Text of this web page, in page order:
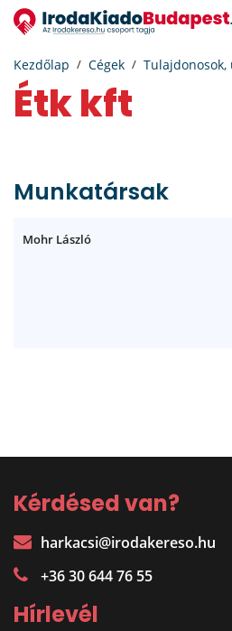
Kezdőlap Cégek
Étk kft
Munkatársak
Mohr László
Kérdésed van?
harkacsi@irodakereso.hu
+36 30 644 76 55
Hírlevél